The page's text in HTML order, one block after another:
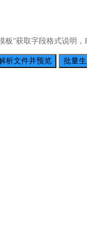
"获取字段格式说明，
析文件并预览 批量